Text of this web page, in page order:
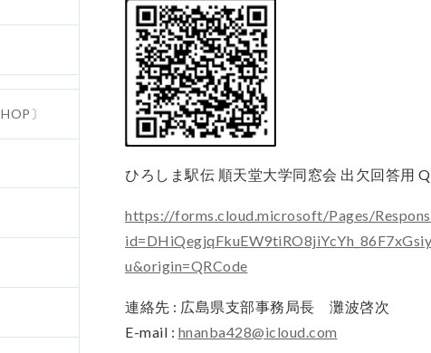
ひろしま駅伝 順天堂大学同窓会 出欠回答用
https://forms.cloud.microsoft/Pages/
u&origin=QRCode
連絡先 : 広島県支部事務局長 灘波啓次
E-mail : hnanba428@icloud.com
〕